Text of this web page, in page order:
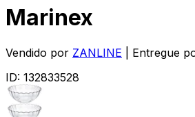
Marinex
Vendido por ZANLINE | Entregue
ID: 132833528